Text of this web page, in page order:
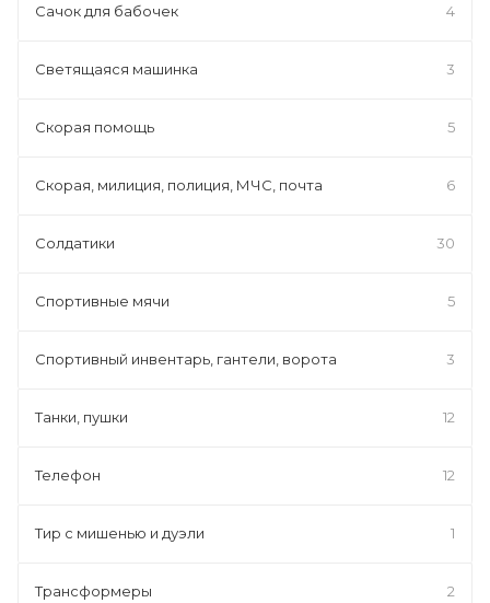
Сачок для бабочек 4
Светящаяся машинка 3
Скорая помощь 5
Скорая, милиция, полиция, МЧС, почта 6
Солдатики 30
Спортивные мячи 5
Спортивный инвентарь, гантели, ворота 3
Танки, пушки 12
Телефон 12
Тир с мишенью и дуэли 1
Трансформеры 2